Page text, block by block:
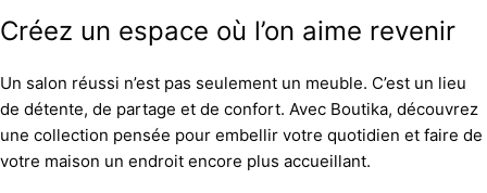
Créez un espace où l’on aime revenir
Un salon réussi n’est pas seulement un meuble. C’est un lieu
de détente, de partage et de confort. Avec Boutika, découvrez
une collection pensée pour embellir votre quotidien et faire de
votre maison un endroit encore plus accueillant.